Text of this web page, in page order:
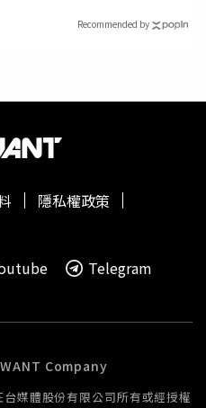
Recommended by
隱私權政策
Telegram
Company
媒體股份有限公司所有或經授權